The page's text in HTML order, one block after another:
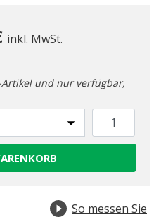
inkl. MwSt.
und nur verfügbar,
So messen Sie